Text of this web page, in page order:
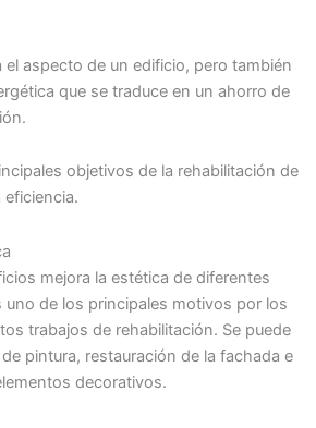
el aspecto de un edificio, pero también
que se traduce en un ahorro de
objetivos de la rehabilitación de
mejora la estética de diferentes
uno de los principales motivos por los
trabajos de rehabilitación. Se puede
pintura, restauración de la fachada e
decorativos.